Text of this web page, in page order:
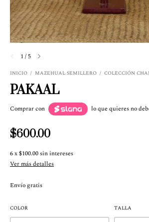
1 /5
INICIO / MAZEHUAL SEMILLERO / COLECCIÓN
PAKAAL
Comprar con lo que quieres no
$600.00
6x$100.00sin intereses
Ver más detalles
Envío gratis
COLOR TALLA